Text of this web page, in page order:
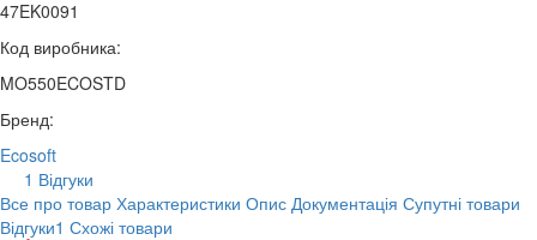
47EK0091
Код виробника:
MO550ECOSTD
Бренд:
Ecosoft
1 Відгуки
Все про товар Характеристики Опис Документація Супутні товари
Відгуки1 Схожі товари